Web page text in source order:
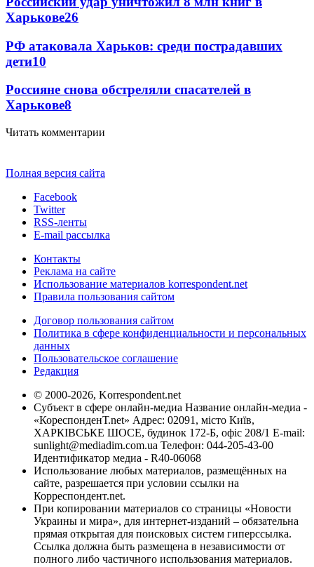
Харькове26
РФ атаковала Харьков: среди пострадавших
дети10
Россияне снова обстреляли спасателей в
Харькове8
Читать комментарии
Полная версия сайта
Facebook
Twitter
RSS-ленты
E-mail рассылка
Контакты
Реклама на сайте
Использование материалов korrespondent.net
Правила пользования сайтом
Договор пользования сайтом
Политика в сфере конфиденциальности и персональных
данных
Пользовательское соглашение
Редакция
© 2000-2026, Korrespondent.net
Субъект в сфере онлайн-медиа Название онлайн-медиа -
«КореспонденТ.net» Адрес: 02091, місто Київ,
ХАРКІВСЬКЕ ШОСЕ, будинок 172-Б, офіс 208/1 E-mail:
sunlight@mediadim.com.ua Телефон: 044-205-43-00
Идентификатор медиа - R40-06068
Использование любых материалов, размещённых на
сайте, разрешается при условии ссылки на
Корреспондент.net.
При копировании материалов со страницы «Новости
Украины и мира», для интернет-изданий – обязательна
прямая открытая для поисковых систем гиперссылка.
Ссылка должна быть размещена в независимости от
полного либо частичного использования материалов.